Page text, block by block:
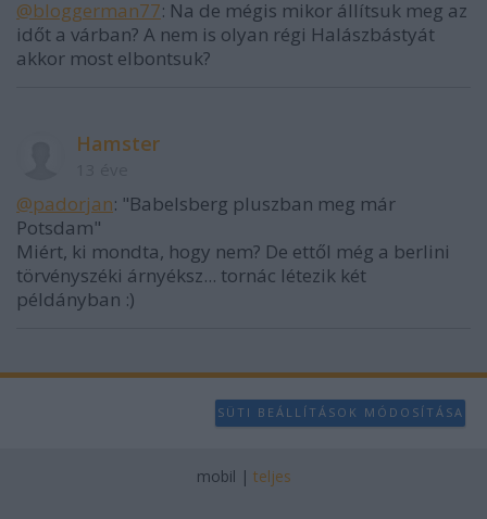
@bloggerman77: Na de mégis mikor állítsuk meg az
időt a várban? A nem is olyan régi Halászbástyát
akkor most elbontsuk?
Hamster
@padorjan: "Babelsberg pluszban meg már
Potsdam"
Miért, ki mondta, hogy nem? De ettől még a berlini
törvényszéki árnyéksz... tornác létezik két
példányban :)
SÜTI BEÁLLÍTÁSOK MÓDOSÍTÁSA
mobil | teljes